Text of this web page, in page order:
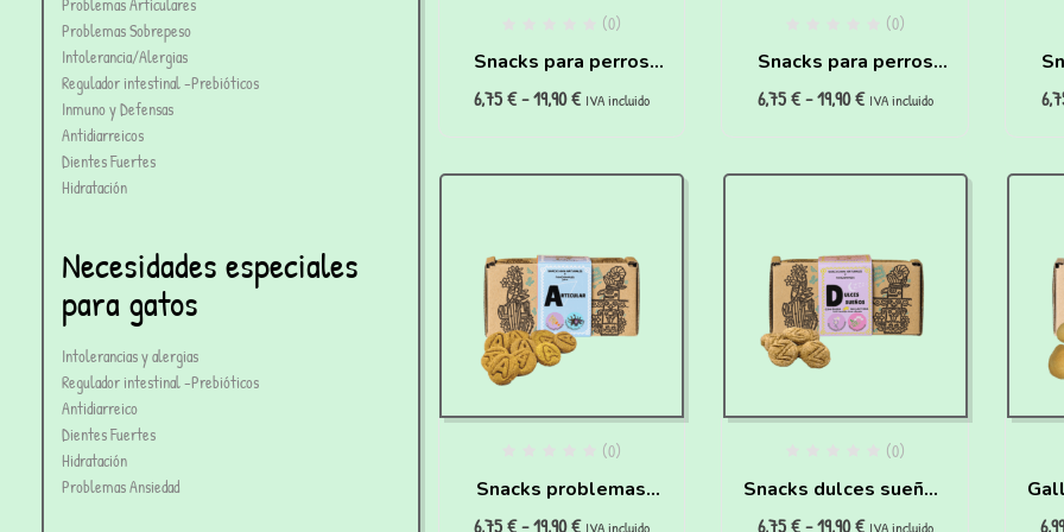
Problemas Sobrepeso
Intolerancia/Alergias
Regulador intestinal -Prebióticos
Inmuno y Defensas
Antidiarreicos
Dientes Fuertes
Hidratación
Necesidades especiales
para gatos
Intolerancias y alergias
Regulador intestinal -Prebióticos
Antidiarreico
Dientes Fuertes
Hidratación
Problemas Ansiedad
(0)
Snacks para perros
con problemas
6,75€-19,90€ IVA incluido
(0)
Snacks para perros
con problemas
(200g)
6,75€-19,90€ IVA incluido
(0)
Snacks problemas
6,75€-19,90€ IVA incluido
(0)
Snacks dulces sueños
6,75€-19,90€ IVA incluido